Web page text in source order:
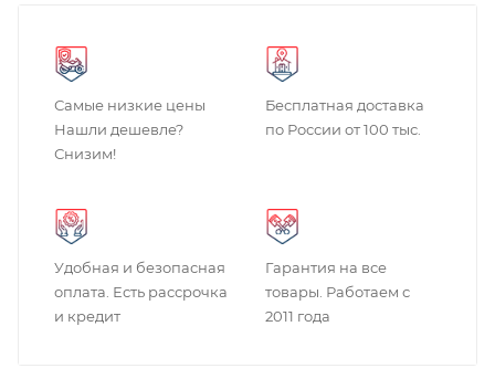
Самые низкие цены
Нашли дешевле?
Снизим!
Бесплатная доставка
по России от 100 тыс.
Удобная и безопасная
оплата. Есть рассрочка
и кредит
Гарантия на все
товары. Работаем с
2011 года